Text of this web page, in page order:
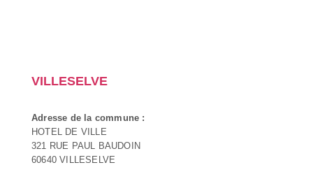
VILLESELVE
Adresse de la commune :
HOTEL DE VILLE
321 RUE PAUL BAUDOIN
60640 VILLESELVE